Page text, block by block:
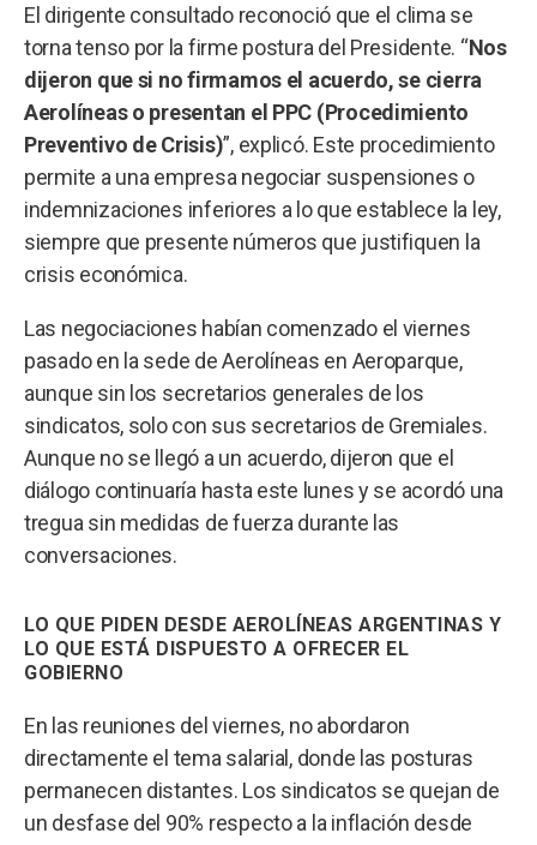
El dirigente consultado reconoció que el clima se
torna tenso por la firme postura del Presidente. “Nos
dijeron que si no firmamos el acuerdo, se cierra
Aerolíneas o presentan el PPC (Procedimiento
Preventivo de Crisis)”, explicó. Este procedimiento
permite a una empresa negociar suspensiones o
indemnizaciones inferiores a lo que establece la ley,
siempre que presente números que justifiquen la
crisis económica.
Las negociaciones habían comenzado el viernes
pasado en la sede de Aerolíneas en Aeroparque,
aunque sin los secretarios generales de los
sindicatos, solo con sus secretarios de Gremiales.
Aunque no se llegó a un acuerdo, dijeron que el
diálogo continuaría hasta este lunes y se acordó una
tregua sin medidas de fuerza durante las
conversaciones.
LO QUE PIDEN DESDE AEROLÍNEAS ARGENTINAS Y
LO QUE ESTÁ DISPUESTO A OFRECER EL
GOBIERNO
En las reuniones del viernes, no abordaron
directamente el tema salarial, donde las posturas
permanecen distantes. Los sindicatos se quejan de
un desfase del 90% respecto a la inflación desde